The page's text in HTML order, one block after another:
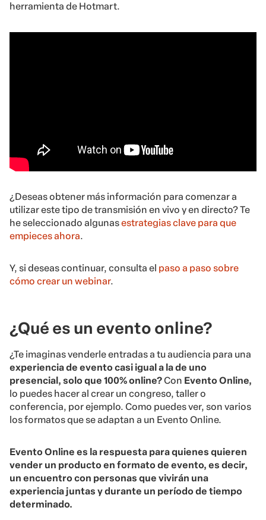
herramienta de Hotmart.
¿Deseas obtener más información para comenzar a
utilizar este tipo de transmisión en vivo y en directo? Te
he seleccionado algunasestrategias clave para que
empieces ahora.
Y, si deseas continuar, consulta el paso a paso sobre
cómo crear un webinar.
¿Qué es un evento online?
¿Te imaginas venderle entradas a tu audiencia para una
experiencia de evento casi igual a la de uno
presencial, solo que 100% online?Con Evento Online,
lo puedes hacer al crear un congreso, taller o
conferencia, por ejemplo. Como puedes ver, son varios
los formatos que se adaptan a un Evento Online.
Evento Online es la respuesta para quienes quieren
vender un producto en formato de evento, es decir,
un encuentro con personas que vivirán una
experiencia juntas y durante un período de tiempo
determinado.